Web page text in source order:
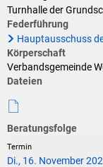
Turnhalle der
Federführung
Hauptausschuss
Körperschaft
Verbandsgemeinde
Dateien
Beratungsfolge
Di., 16. November